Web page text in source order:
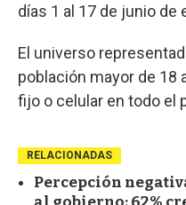
días 1 al 17 de junio de
El universo
población mayor de 18
fijo o celular en todo el
RELACIONADAS
Percepción